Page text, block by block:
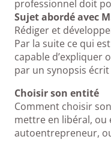
professionnel doit
Sujet abordé avec
Rédiger et
Par la suite ce qui
capable d’expliquer
par un synopsis
Choisir son entité
Comment choisir
mettre en libéral, ou
autoentrepreneur,